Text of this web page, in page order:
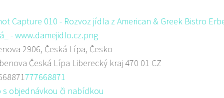
2906, Česká Lípa, Česko
Česká Lípa Liberecký kraj 470 01 CZ
777668871
s objednávkou či nabídkou